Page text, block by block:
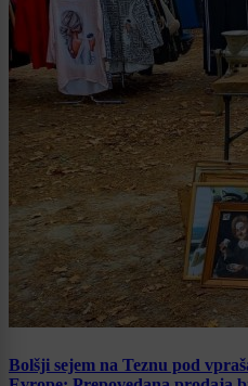
Bolšji sejem na Teznu pod